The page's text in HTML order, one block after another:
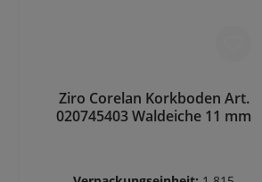
Ziro Corelan Korkboden Art.
020745403 Waldeiche 11 mm